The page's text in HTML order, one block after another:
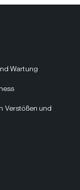
Wartung
Verstößen und